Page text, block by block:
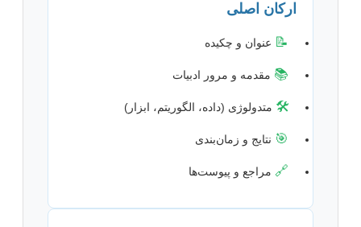
ارکان اصلی
📝 عنوان و چکیده
📚 مقدمه و مرور ادبیات
🛠️ متدولوژی (داده، الگوریتم، ابزار)
🎯 نتایج و زمان‌بندی
🔗 مراجع و پیوست‌ها